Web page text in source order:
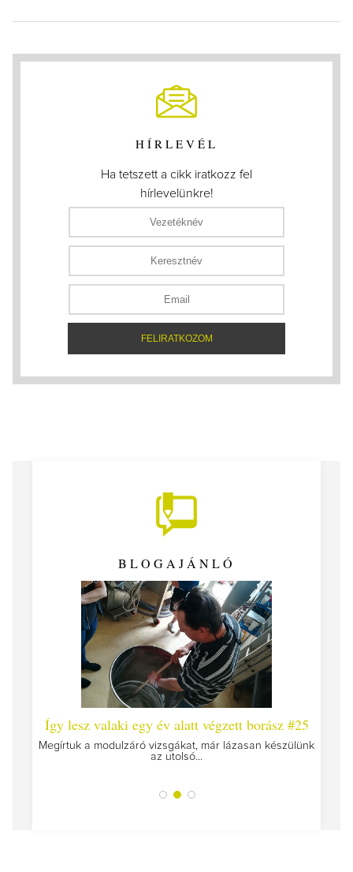
HÍRLEVÉL
Ha tetszett a cikk iratkozz fel
hírlevelünkre!
BLOGAJÁNLÓ
borász #25
készülünk
Így lesz valaki egy év alatt végzett borász
újrakezdés
A járvány kitörése óta első alkalommal gyűltünk